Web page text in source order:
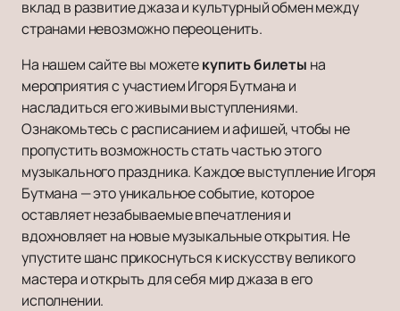
вклад в развитие джаза и культурный обмен между
странами невозможно переоценить.
На нашем сайте вы можетекупить билеты на
мероприятия с участием Игоря Бутмана и
насладиться его живыми выступлениями.
Ознакомьтесь с расписанием и афишей, чтобы не
пропустить возможность стать частью этого
музыкального праздника. Каждое выступление Игоря
Бутмана — это уникальное событие, которое
оставляет незабываемые впечатления и
вдохновляет на новые музыкальные открытия. Не
упустите шанс прикоснуться к искусству великого
мастера и открыть для себя мир джаза в его
исполнении.